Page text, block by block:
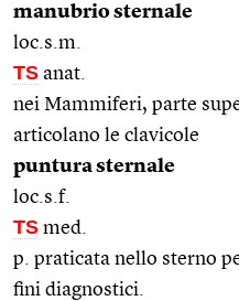
manubrio sternale
loc.s.m.
TS anat.
nei Mammiferi, parte
articolano le clavicole
puntura sternale
loc.s.f.
TS med.
p. praticata nello sterno
fini diagnostici.